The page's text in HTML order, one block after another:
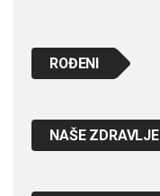
ROĐENI
NAŠE ZDRAVLJE